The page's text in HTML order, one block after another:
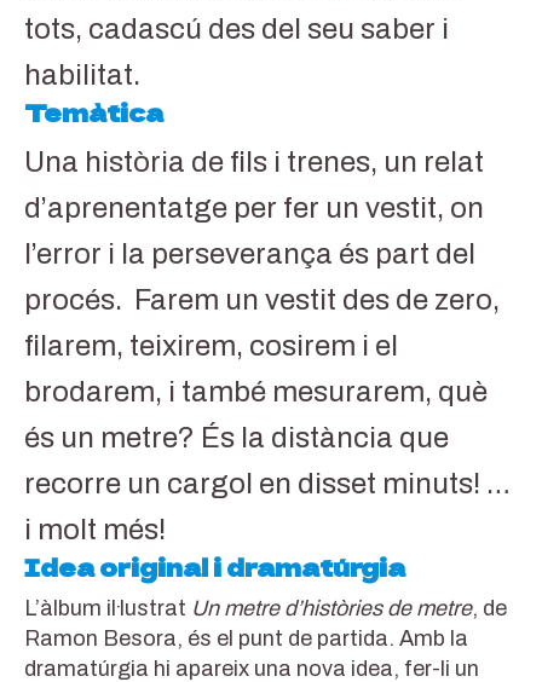
tots, cadascú des del seu saber i
habilitat.
Temàtica
Una història de fils i trenes, un relat
d’aprenentatge per fer un vestit, on
l’error i la perseverança és part del
procés. Farem un vestit des de zero,
filarem, teixirem, cosirem i el
brodarem, i també mesurarem, què
és un metre? És la distància que
recorre un cargol en disset minuts! …
i molt més!
Idea original i dramatúrgia
L’àlbum il·lustrat Un metre d’històries de metre, de
Ramon Besora, és el punt de partida. Amb la
dramatúrgia hi apareix una nova idea, fer-li un